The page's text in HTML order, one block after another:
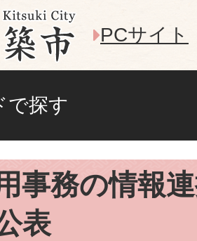
PCサイト
で探す
事務の情報
表